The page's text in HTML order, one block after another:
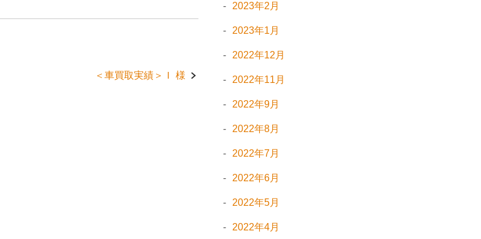
＜車買取実績＞Ｉ 様
2023年2月
2023年1月
2022年12月
2022年11月
2022年9月
2022年8月
2022年7月
2022年6月
2022年5月
2022年4月